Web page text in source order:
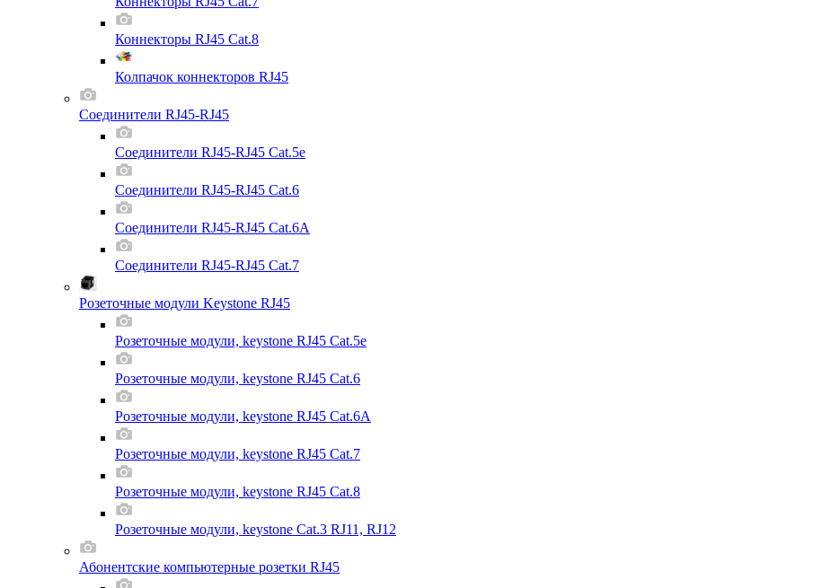
Коннекторы RJ45 Cat.8
Колпачок коннекторов RJ45
Соединители RJ45-RJ45
Соединители RJ45-RJ45 Cat.5e
Соединители RJ45-RJ45 Cat.6
Соединители RJ45-RJ45 Cat.6A
Соединители RJ45-RJ45 Cat.7
Розеточные модули Keystone RJ45
Розеточные модули, keystone RJ45 Cat.5e
Розеточные модули, keystone RJ45 Cat.6
Розеточные модули, keystone RJ45 Cat.6A
Розеточные модули, keystone RJ45 Cat.7
Розеточные модули, keystone RJ45 Cat.8
Розеточные модули, keystone Cat.3 RJ11, RJ12
Абонентские компьютерные розетки RJ45